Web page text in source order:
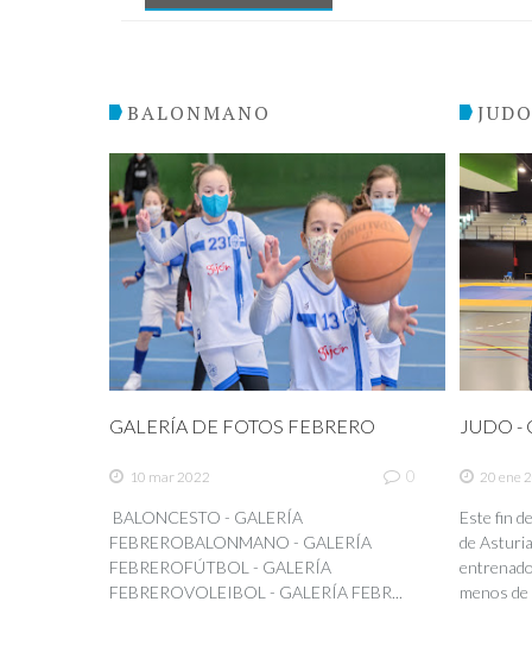
BALONMANO
GALERÍA DE FOTOS FEBRERO
10 mar 2022 0
BALONCESTO - GALERÍA
FEBREROBALONMANO - GALERÍA
FEBREROFÚTBOL - GALERÍA
FEBREROVOLEIBOL - GALERÍA FEBR...
JUDO
JUDO -
20 ene
Este fin
de
menos